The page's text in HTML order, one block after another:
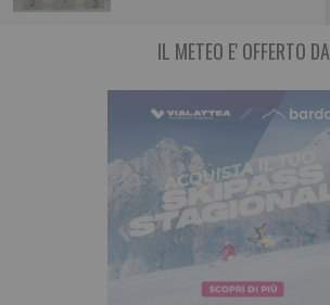
IL METEO E' OFFERTO DA